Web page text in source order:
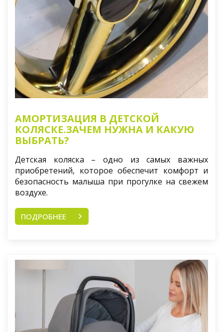
АМОРТИЗАЦИЯ В ДЕТСКОЙ
КОЛЯСКЕ.ЗАЧЕМ НУЖНА И КАКУЮ
ВЫБРАТЬ?
Детская коляска – одно из самых важных
приобретений, которое обеспечит комфорт и
безопасность малыша при прогулке на свежем
воздухе.
ПОДРОБНЕЕ